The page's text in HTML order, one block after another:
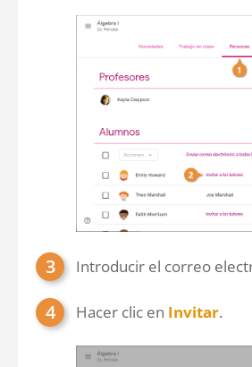
Introducir el correo
Hacer clic en Invitar.